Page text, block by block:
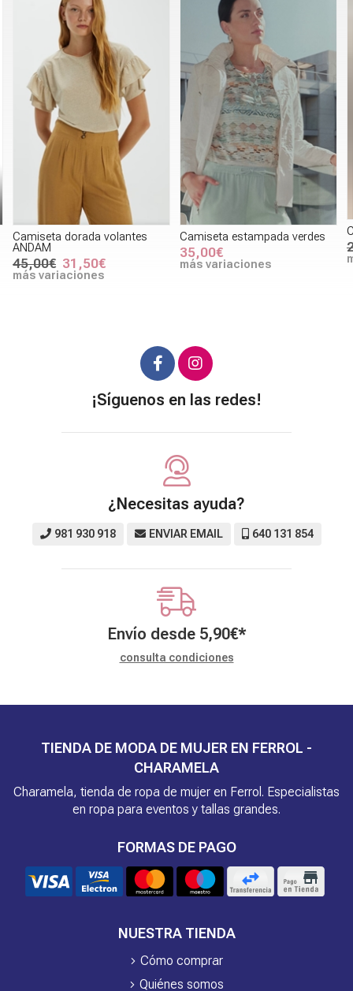
Camiseta dorada volantes
ANDAM
45,00€ 31,50€
más variaciones
Camiseta estampada verdes
35,00€
más variaciones
¡Síguenos en las redes!
¿Necesitas ayuda?
981 930 918 ENVIAR EMAIL 640 131 854
Envío desde 5,90€*
consulta condiciones
TIENDA DE MODA DE MUJER EN FERROL -
CHARAMELA
Charamela, tienda de ropa de mujer en Ferrol. Especialistas
en ropa para eventos y tallas grandes.
FORMAS DE PAGO
NUESTRA TIENDA
Cómo comprar
Quiénes somos